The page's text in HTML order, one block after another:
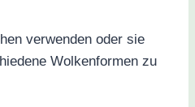
verwenden oder sie
Wolkenformen zu